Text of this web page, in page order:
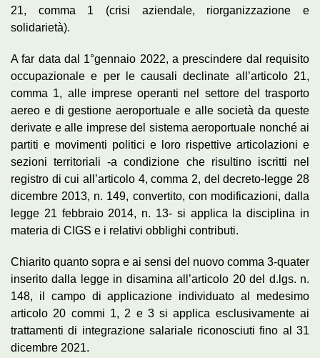
21, comma 1 (crisi aziendale, riorganizzazione e
solidarietà).
A far data dal 1°gennaio 2022, a prescindere dal requisito
occupazionale e per le causali declinate all’articolo 21,
comma 1, alle imprese operanti nel settore del trasporto
aereo e di gestione aeroportuale e alle società da queste
derivate e alle imprese del sistema aeroportuale nonché ai
partiti e movimenti politici e loro rispettive articolazioni e
sezioni territoriali -a condizione che risultino iscritti nel
registro di cui all’articolo 4, comma 2, del decreto-legge 28
dicembre 2013, n. 149, convertito, con modificazioni, dalla
legge 21 febbraio 2014, n. 13- si applica la disciplina in
materia di CIGS e i relativi obblighi contributi.
Chiarito quanto sopra e ai sensi del nuovo comma 3-quater
inserito dalla legge in disamina all’articolo 20 del d.lgs. n.
148, il campo di applicazione individuato al medesimo
articolo 20 commi 1, 2 e 3 si applica esclusivamente ai
trattamenti di integrazione salariale riconosciuti fino al 31
dicembre 2021.